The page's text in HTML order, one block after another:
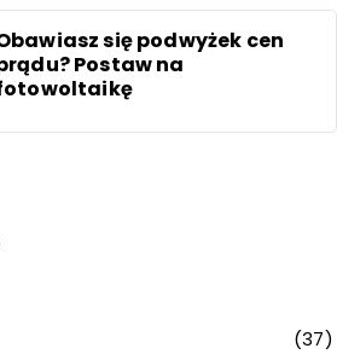
się podwyżek cen
Postaw na
(37)